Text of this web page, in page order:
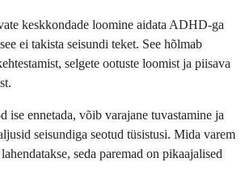
keskkondade loomine aidata ADHD-ga
ei takista seisundi teket. See hõlmab
selgete ootuste loomist ja piisava
ennetada, võib varajane tuvastamine ja
seisundiga seotud tüsistusi. Mida varem
seda paremad on pikaajalised